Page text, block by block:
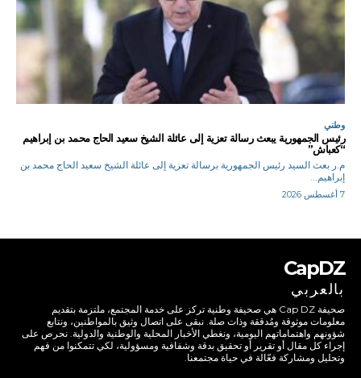
وطني
رئيس الجمهورية يبعث رسالة تعزية إلى عائلة الشيخ سعيد الحاج محمد بن إبراهيم
“كعباش”
م.ر بعث السيد رئيس الجمهورية برسالة تعزية إلى عائلة الشيخ سعيد الحاج محمد بن
إبراهيم...
7 أغسطس 2026
CapDZ
بالعربي
صحيفة Cap DZ هي صحيفة وطنية تركز على خدمة المجتمع، ملتزمة بتقديم
معلومات موثوقة ومُدققة وذات صلة. نبقى على اتصال وثيق بالمواطنين، ونتابع
شؤونهم واهتماماتهم اليومية، ونغطي الأخبار المحلية والوطنية والدولية. نحرص على
إجراء كل مقال أو تقرير أو تحقيق بدقة وشفافية ومسؤولية، لكي تتمكنوا من فهم
وتحليل ومشاركة فعّالة في حياة مجتمعنا.